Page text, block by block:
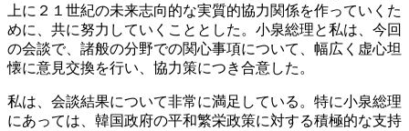
上に２１世紀の未来志向的な実質的協力関係を作っていくた
めに、共に努力していくこととした。小泉総理と私は、今回
の会談で、諸般の分野での関心事項について、幅広く虚心坦
懐に意見交換を行い、協力策につき合意した。
私は、会談結果について非常に満足している。特に小泉総理
にあっては、韓国政府の平和繁栄政策に対する積極的な支持